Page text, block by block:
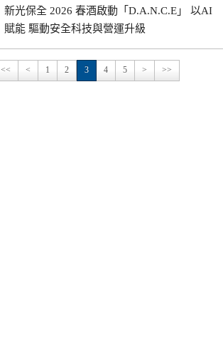
新光保全 2026 春酒啟動「D.A.N.C.E」 以AI
賦能 驅動安全科技與營運升級
<< < 1 2 3 4 5 > >>